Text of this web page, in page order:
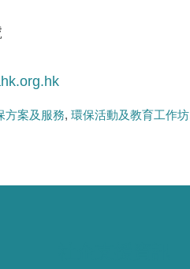
方案及服務 環保活動及教育工作坊